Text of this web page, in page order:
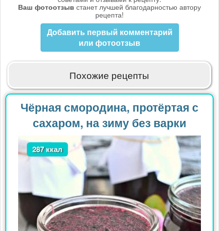
Ваш фотоотзыв станет лучшей благодарностью автору
рецепта!
Добавить первый комментарий
или фотоотзыв
Похожие рецепты
Чёрная смородина, протёртая с
сахаром, на зиму без варки
287 ккал